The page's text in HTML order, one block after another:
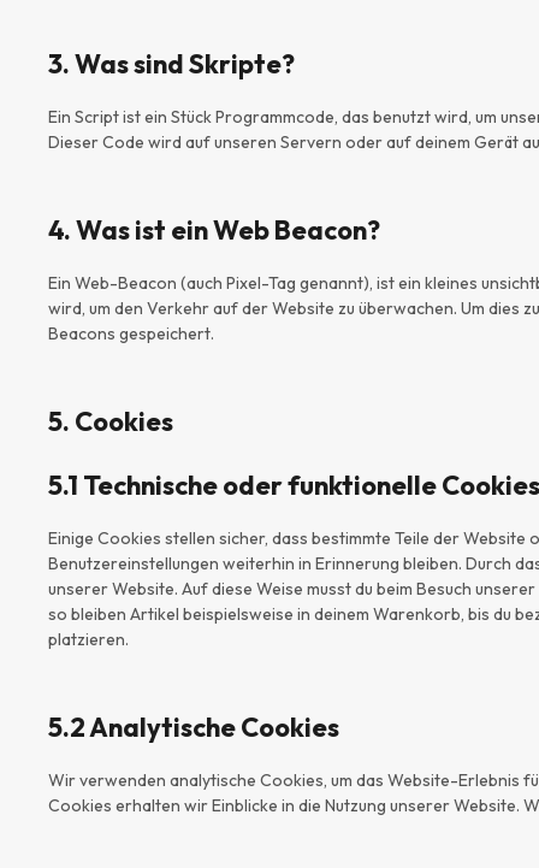
3. Was sind Skripte?
Ein Script ist ein Stück Programmcode, das benutzt wird, um
Dieser Code wird auf unseren Servern oder auf deinem Gerät
4. Was ist ein Web Beacon?
Ein Web-Beacon (auch Pixel-Tag genannt), ist ein kleines
wird, um den Verkehr auf der Website zu überwachen. Um dies
Beacons gespeichert.
5. Cookies
5.1 Technische oder funktionelle Cookies
Einige Cookies stellen sicher, dass bestimmte Teile der
Benutzereinstellungen weiterhin in Erinnerung bleiben. Durch
unserer Website. Auf diese Weise musst du beim Besuch
so bleiben Artikel beispielsweise in deinem Warenkorb, bis du
platzieren.
5.2 Analytische Cookies
Wir verwenden analytische Cookies, um das Website-Erlebnis
Cookies erhalten wir Einblicke in die Nutzung unserer Website.